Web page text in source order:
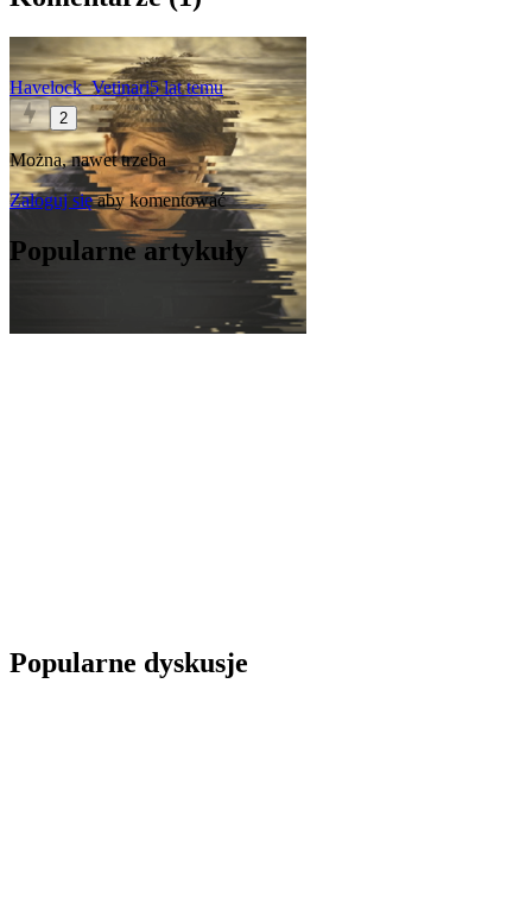
Havelock_Vetinari5 lat temu
2
Można, nawet trzeba
Zaloguj sięaby komentować
Popularne artykuły
Popularne dyskusje